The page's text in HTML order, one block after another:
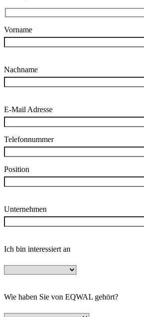
Vorname
Nachname
E-Mail Adresse
Telefonnummer
Position
Unternehmen
Ich bin interessiert an
Wie haben Sie von EQWAL gehört?